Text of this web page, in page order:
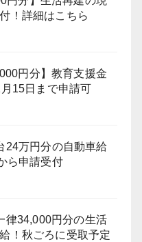
！詳細はこちら
円分】教育支援金
15日まで申請可
24万円分の自動車給
ら申請受付
律34,000円分の生活
！秋ごろに受取予定